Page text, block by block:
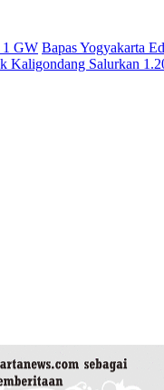
1 GW Bapas Yogyakarta
Kaligondang Salurkan